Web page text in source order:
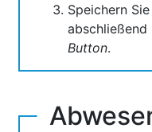
Speichern
abschließend
Button.